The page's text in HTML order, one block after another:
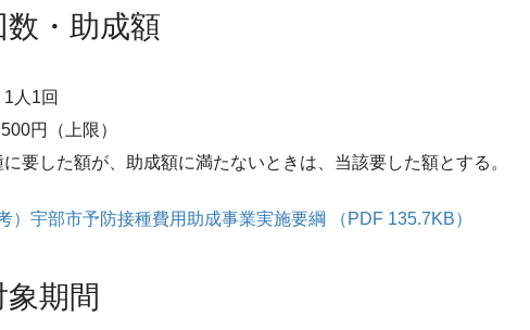
数・助成額
人1回
円（上限）
要した額が、助成額に満たないときは、当該要した額とする。
考）宇部市予防接種費用助成事業実施要綱 （PDF 135.7KB）
期間